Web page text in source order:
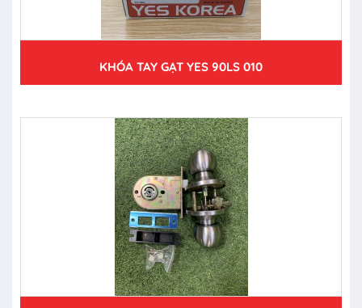
KHÓA TAY GẠT YES 90LS 010